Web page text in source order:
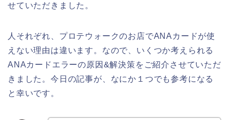
せていただきました。
人それぞれ、プロテウォークのお店でANAカードが使
えない理由は違います。なので、いくつか考えられる
ANAカードエラーの原因&解決策をご紹介させていただ
きました。今日の記事が、なにか１つでも参考になる
と幸いです。